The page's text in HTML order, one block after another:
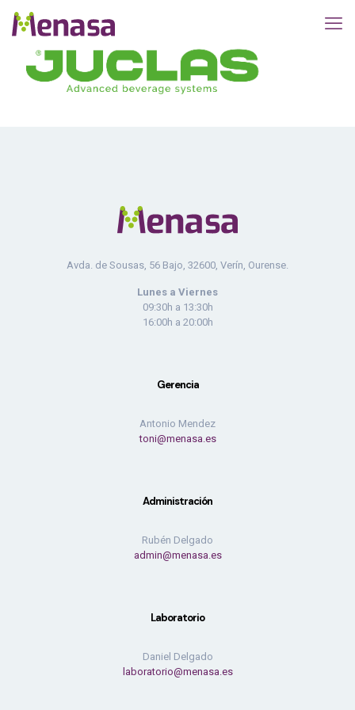
Avda. de Sousas, 56 Bajo, 32600, Verín, Ourense.
Lunes a Viernes
09:30h a 13:30h
16:00h a 20:00h
Gerencia
Antonio Mendez
toni@menasa.es
Administración
Rubén Delgado
admin@menasa.es
Laboratorio
Daniel Delgado
laboratorio@menasa.es